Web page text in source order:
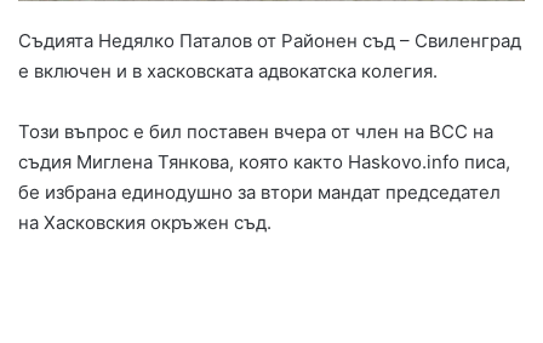
Съдията Недялко Паталов от Районен съд – Свиленград
е включен и в хасковската адвокатска колегия.
Този въпрос е бил поставен вчера от член на ВСС на
съдия Миглена Тянкова, която както Haskovo.info писа,
бе избрана единодушно за втори мандат председател
на Хасковския окръжен съд.